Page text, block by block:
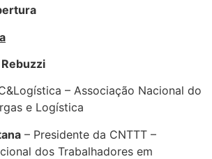
– Associação Nacional do
e Logística
– Presidente da CNTTT –
dos Trabalhadores em